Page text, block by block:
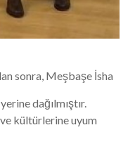
sonra, Meşbaşe İsha
dağılmıştır.
kültürlerine uyum